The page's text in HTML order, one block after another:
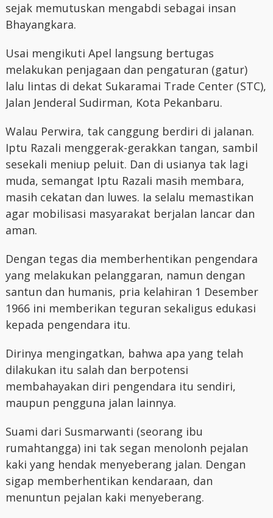
sejak memutuskan mengabdi sebagai insan
Bhayangkara.
Usai mengikuti Apel langsung bertugas
melakukan penjagaan dan pengaturan (gatur)
lalu lintas di dekat Sukaramai Trade Center (STC),
Jalan Jenderal Sudirman, Kota Pekanbaru.
Walau Perwira, tak canggung berdiri di jalanan.
Iptu Razali menggerak-gerakkan tangan, sambil
sesekali meniup peluit. Dan di usianya tak lagi
muda, semangat Iptu Razali masih membara,
masih cekatan dan luwes. Ia selalu memastikan
agar mobilisasi masyarakat berjalan lancar dan
aman.
Dengan tegas dia memberhentikan pengendara
yang melakukan pelanggaran, namun dengan
santun dan humanis, pria kelahiran 1 Desember
1966 ini memberikan teguran sekaligus edukasi
kepada pengendara itu.
Dirinya mengingatkan, bahwa apa yang telah
dilakukan itu salah dan berpotensi
membahayakan diri pengendara itu sendiri,
maupun pengguna jalan lainnya.
Suami dari Susmarwanti (seorang ibu
rumahtangga) ini tak segan menolonh pejalan
kaki yang hendak menyeberang jalan. Dengan
sigap memberhentikan kendaraan, dan
menuntun pejalan kaki menyeberang.